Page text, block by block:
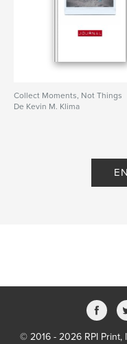
Collect Moments, Not Things
De Kevin M. Klima
© 2016 - 2026 RPI Print,